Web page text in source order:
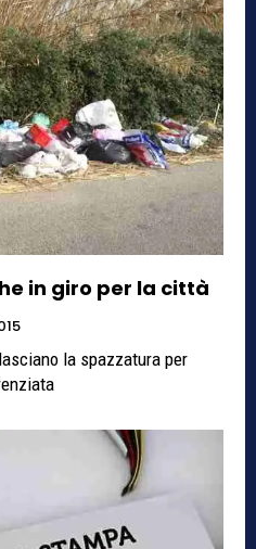
in giro per la città
la spazzatura per